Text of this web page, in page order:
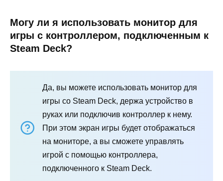
Могу ли я использовать монитор для
игры с контроллером, подключенным к
Steam Deck?
Да, вы можете использовать монитор для
игры со Steam Deck, держа устройство в
руках или подключив контроллер к нему.
При этом экран игры будет отображаться
на мониторе, а вы сможете управлять
игрой с помощью контроллера,
подключенного к Steam Deck.